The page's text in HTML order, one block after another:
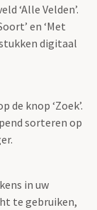
‘Alle Velden’.
en ‘Met
digitaal
knop ‘Zoek’.
sorteren op
in uw
te gebruiken,